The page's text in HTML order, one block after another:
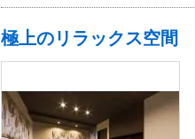
極上のリラックス空間